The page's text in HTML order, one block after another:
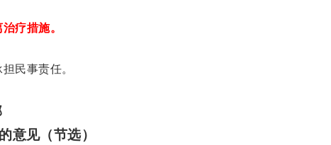
疗措施。
民事责任。
意见（节选）